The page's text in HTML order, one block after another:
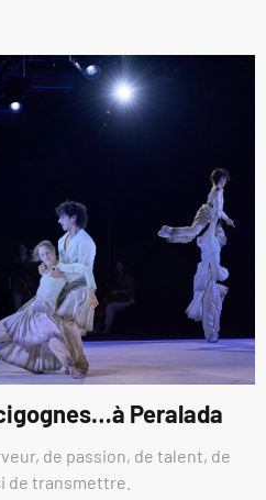
Peralada
de passion, de talent, de
de transmettre.